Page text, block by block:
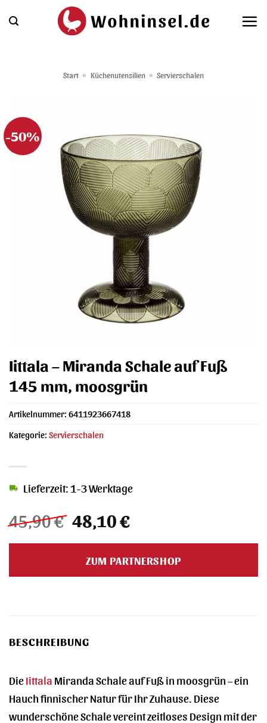
Inhalt
Start » Küchenutensilien » Servierschalen
-50%
Iittala – Miranda Schale auf Fuß
145 mm, moosgrün
45,90€ Ursprünglicher
Preis
war:
45,90 €
48,10€Aktueller
ist:
48,10 €.
Lieferzeit: 1-3 Werktage
ZUM PARTNERSHOP
Artikelnummer: 6411923667418
Kategorie: Servierschalen
BESCHREIBUNG
DieIittala Miranda Schale auf Fuß in moosgrün – ein
Hauch finnischer Natur für Ihr Zuhause. Diese
wunderschöne Schale vereint zeitloses Design mit der